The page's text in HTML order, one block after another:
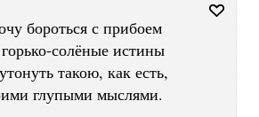
бороться с прибоем
солёные истины
такою, как есть,
глупыми мыслями.